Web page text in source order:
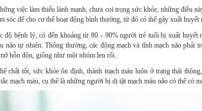
việc làm thiếu lành mạnh, chưa coi trọng sức khỏe, những điều
sóc để cho cơ thể hoạt động bình thường, từ đó có thể gây xuất huyết
độ bệnh lý, có đến khoảng từ 80 - 90% người trẻ tuổi bị xuất huyết
não tự nhiên. Thông thường, các động mạch và tĩnh mạch não phải
hỗn độn, giống như một nhóm len rối.
chất tốt, sức khỏe ổn định, thành mạch máu luôn ở trạng thái
mạch máu, cụ thể là những người bị dị tật mạch máu não có thể có